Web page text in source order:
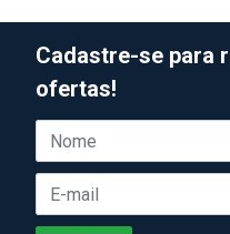
Cadastre-se para
ofertas!